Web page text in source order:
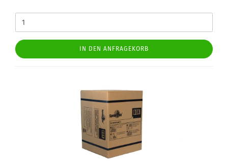
IN DEN ANFRAGEKORB